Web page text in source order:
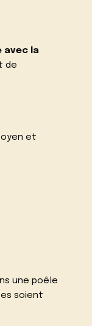
avec la
de
et
une poêle
soient